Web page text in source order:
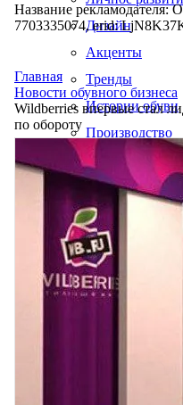
Дизайн
Акценты
Тренды
Истории обуви
Производство
Название
7703335074, erid:
Главная
Новости обувного бизнеса
Wildberries впервые стал
по обороту